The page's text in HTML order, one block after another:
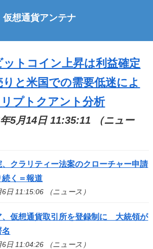
仮想通貨アンテナ
ットコイン上昇は利益確定
りと米国での需要低迷によ
プトクアント分析
5月14日 11:35:11 （ニュー
、クラリティー法案のクローチャー申請
続く＝報道
日 11:15:06 （ニュース）
、仮想通貨取引所を登録制に 大統領が
日 11:04:26 （ニュース）